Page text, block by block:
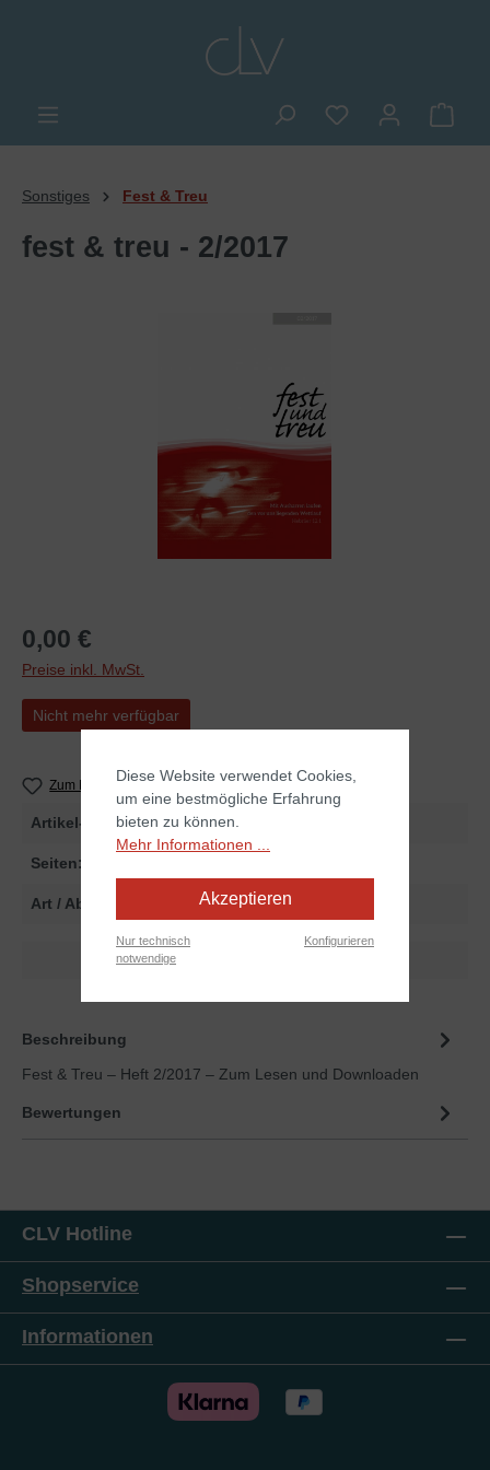
Du hast 0
Sonstiges Fest & Treu
fest & treu - 2/2017
0,00 €
Preise inkl. MwSt.
Nicht mehr verfügbar
Zum Merkzettel hinzufügen
Artikel-Nr.
Seiten:
Art / Abmessungen:
Dokumente zum Artikel
Beschreibung
Fest & Treu – Heft 2/2017 – Zum Lesen und Downloaden
Bewertungen
CLV Hotline
Shopservice
Informationen
Diese Website verwendet Cookies,
um eine bestmögliche Erfahrung
bieten zu können.
Mehr Informationen ...
Akzeptieren
Nur technisch
notwendige
Konfigurieren